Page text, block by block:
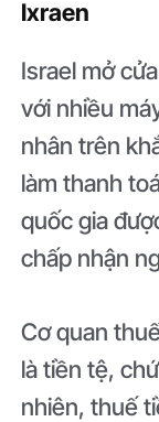
Ixraen
Israel mở
với nhiều
nhân trên
làm thanh
quốc gia
chấp nhận
Cơ quan
là tiền tệ,
nhiên, thuế